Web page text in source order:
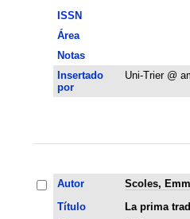
ISSN
Área
Notas
Insertado
por
Uni-Trier @
Autor
Scoles,
Título
La prima